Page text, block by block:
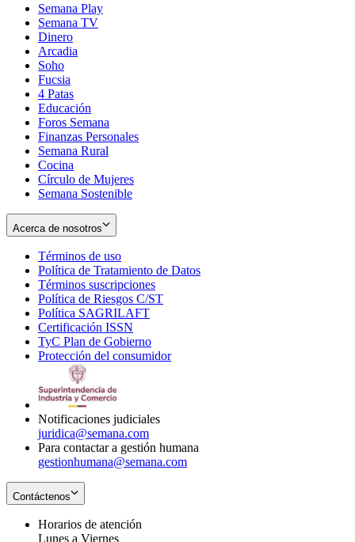
Semana Play
Semana TV
Dinero
Arcadia
Soho
in
new
window
Fucsia
in
new
window
4 Patas
Educación
Foros Semana
Finanzas Personales
Semana Rural
Cocina
Círculo de Mujeres
Semana Sostenible
Acerca de nosotros
Términos de uso
in
new
window
Política de Tratamiento de Datos
Términos suscripciones
in
Política de Riesgos C/ST
Política SAGRILAFT
new
window
Certificación ISSN
in
new
TyC Plan de Gobierno
in
Protección del consumidorOpens
Notificaciones judiciales
juridica@semana.com
Para contactar a gestión humana
gestionhumana@semana.com
Contáctenos
Horarios de atención
Lunes a Viernes